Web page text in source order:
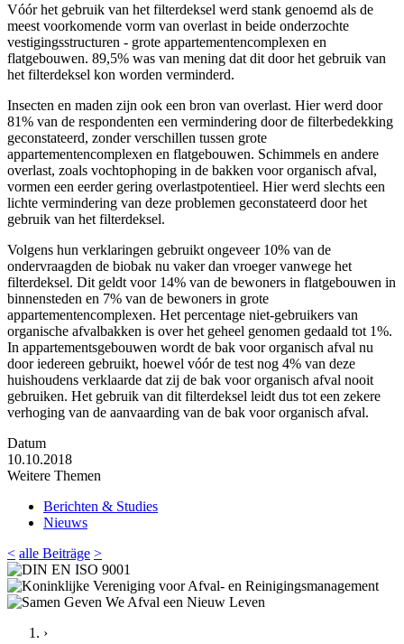
Vóór het gebruik van het filterdeksel werd stank genoemd als de
meest voorkomende vorm van overlast in beide onderzochte
vestigingsstructuren - grote appartementencomplexen en
flatgebouwen. 89,5% was van mening dat dit door het gebruik van
het filterdeksel kon worden verminderd.
Insecten en maden zijn ook een bron van overlast. Hier werd door
81% van de respondenten een vermindering door de filterbedekking
geconstateerd, zonder verschillen tussen grote
appartementencomplexen en flatgebouwen. Schimmels en andere
overlast, zoals vochtophoping in de bakken voor organisch afval,
vormen een eerder gering overlastpotentieel. Hier werd slechts een
lichte vermindering van deze problemen geconstateerd door het
gebruik van het filterdeksel.
Volgens hun verklaringen gebruikt ongeveer 10% van de
ondervraagden de biobak nu vaker dan vroeger vanwege het
filterdeksel. Dit geldt voor 14% van de bewoners in flatgebouwen in
binnensteden en 7% van de bewoners in grote
appartementencomplexen. Het percentage niet-gebruikers van
organische afvalbakken is over het geheel genomen gedaald tot 1%.
In appartementsgebouwen wordt de bak voor organisch afval nu
door iedereen gebruikt, hoewel vóór de test nog 4% van deze
huishoudens verklaarde dat zij de bak voor organisch afval nooit
gebruiken. Het gebruik van dit filterdeksel leidt dus tot een zekere
verhoging van de aanvaarding van de bak voor organisch afval.
Datum
10.10.2018
Weitere Themen
Berichten & Studies
Nieuws
< alle Beiträge >
›